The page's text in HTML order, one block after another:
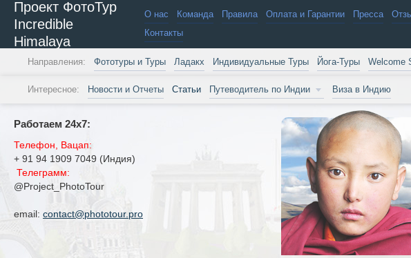
Проект ФотоТур
Incredible
Himalaya
О нас Команда Правила Оплата и Гарантии Пресса
Контакты
Направления: Фототуры и Туры Ладакх Индивидуальные Туры Йога-Туры Welcome
Интересное: Новости и Отчеты Статьи Путеводитель по Индии Виза в Индию
Работаем 24х7:
Телефон, Вацап:
+ 91 94 1909 7049 (Индия)
Телеграмм:
@Project_PhotoTour
email: contact@phototour.pro